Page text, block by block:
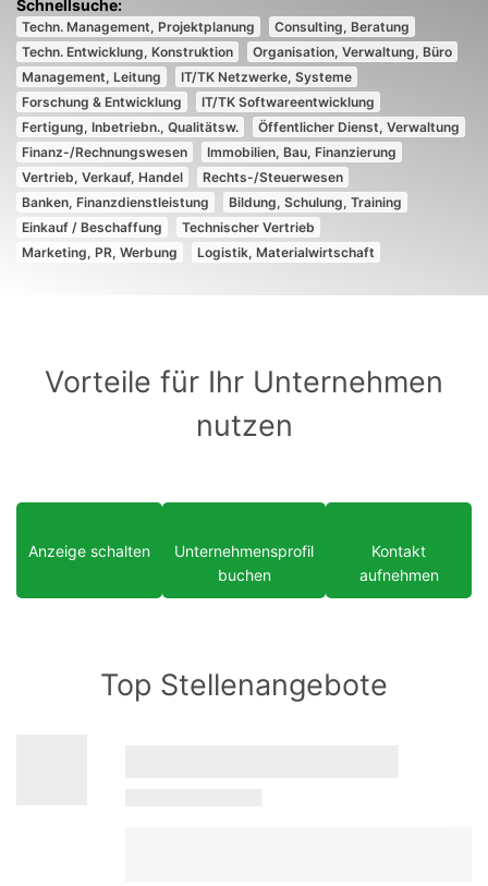
Techn. Management, Projektplanung
Consulting, Beratung
Techn. Entwicklung, Konstruktion
Organisation, Verwaltung, Büro
Management, Leitung
IT/TK Netzwerke, Systeme
Forschung & Entwicklung
IT/TK Softwareentwicklung
Fertigung, Inbetriebn., Qualitätsw.
Öffentlicher Dienst, Verwaltung
Finanz-/Rechnungswesen
Immobilien, Bau, Finanzierung
Vertrieb, Verkauf, Handel
Rechts-/Steuerwesen
Banken, Finanzdienstleistung
Bildung, Schulung, Training
Einkauf / Beschaffung
Technischer Vertrieb
Marketing, PR, Werbung
Logistik, Materialwirtschaft
Vorteile für Ihr Unternehmen
nutzen
Anzeige schalten
Unternehmensprofil
buchen
Kontakt
aufnehmen
Top Stellenangebote